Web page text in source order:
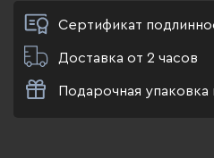
Сертификат
Доставка от 2 часов
Подарочная упаковка